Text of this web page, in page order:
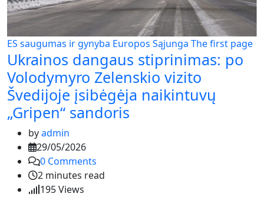
ES saugumas ir gynyba Europos Sąjunga The first page
Ukrainos dangaus stiprinimas: po
Volodymyro Zelenskio vizito
Švedijoje įsibėgėja naikintuvų
„Gripen“ sandoris
byadmin
29/05/2026
0 Comments
2 minutes read
195Views